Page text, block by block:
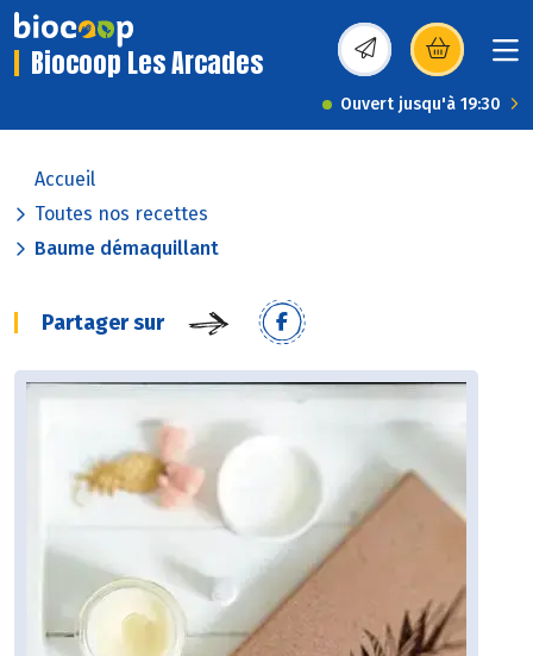
Biocoop Les Arcades (s’ouvre dans une
Ouvert jusqu'à 19:30
Accueil
Toutes nos recettes
Baume démaquillant
Partager sur